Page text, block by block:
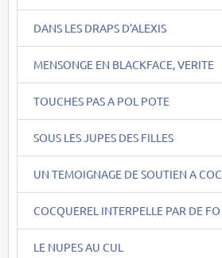
DANS LES DRAPS D'ALEXIS
MENSONGE EN BLACKFACE, VERITE
TOUCHES PAS A POL POTE
SOUS LES JUPES DES FILLES
UN TEMOIGNAGE DE SOUTIEN A COC
COCQUEREL INTERPELLE PAR DE FO
LE NUPES AU CUL